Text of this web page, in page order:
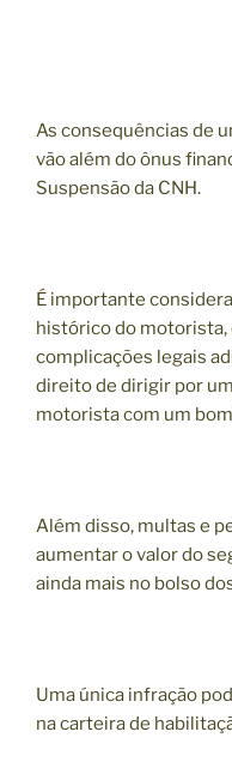
As consequências de
vão além do ônus
Suspensão da CNH.
É importante
histórico do motorista,
complicações legais
direito de dirigir por
motorista com um
Além disso, multas e
aumentar o valor do
ainda mais no bolso
Uma única infração
na carteira de